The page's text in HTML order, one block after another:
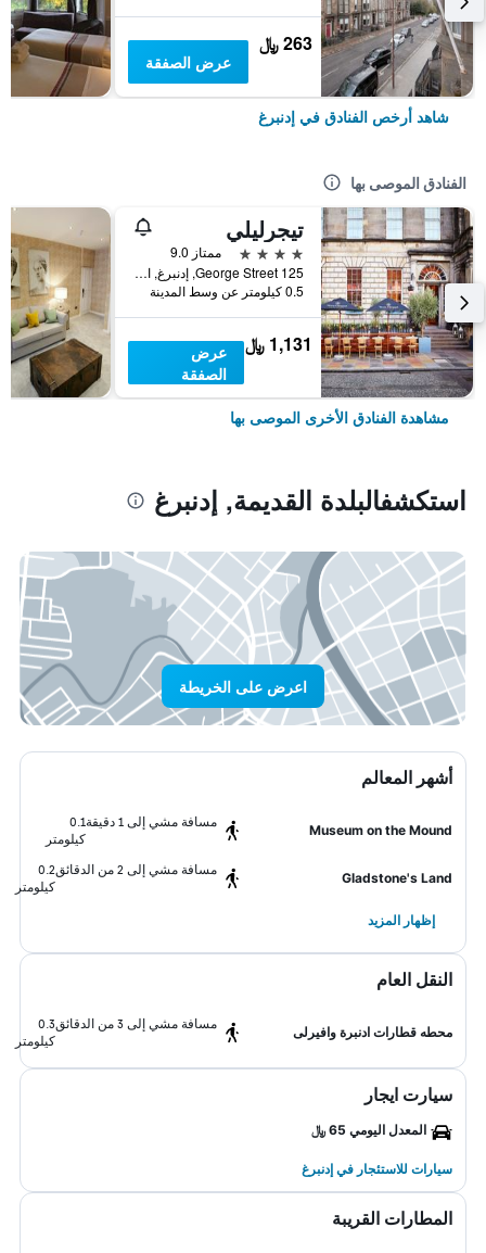
263 ﷼
عرض الصفقة
شاهد أرخص الفنادق في إدنبرغ
الفنادق الموصى بها
تيجرليلي
4 نجوم
ممتاز 9.0
125 George Street, إدنبرغ, المملكة المتحدة
0.5 كيلومتر عن وسط المدينة
1,131 ﷼
عرض
الصفقة
مشاهدة الفنادق الأخرى الموصى بها
استكشفالبلدة القديمة, إدنبرغ
اعرض على الخريطة
أشهر المعالم
Museum on the Mound
مسافة مشي إلى 1 دقيقة
0.1
كيلومتر
Gladstone's Land
مسافة مشي إلى 2 من الدقائق
0.2
كيلومتر
إظهار المزيد
النقل العام
محطه قطارات ادنبرة وافيرلى
مسافة مشي إلى 3 من الدقائق
0.3
كيلومتر
سيارت ايجار
المعدل اليومي 65 ﷼
سيارات للاستئجار في إدنبرغ
المطارات القريبة